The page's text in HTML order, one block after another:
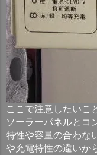
ここで注意したいこ
ソーラーパネルとコ
特性や容量の合わな
や充電特性の違いか